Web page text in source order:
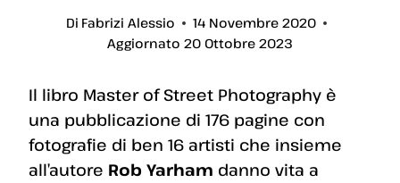
Di Fabrizi Alessio
14 Novembre 2020
Aggiornato 20 Ottobre 2023
Il libro Master of Street Photography è
una pubblicazione di 176 pagine con
fotografie di ben 16 artisti che insieme
all’autore Rob Yarham danno vita a